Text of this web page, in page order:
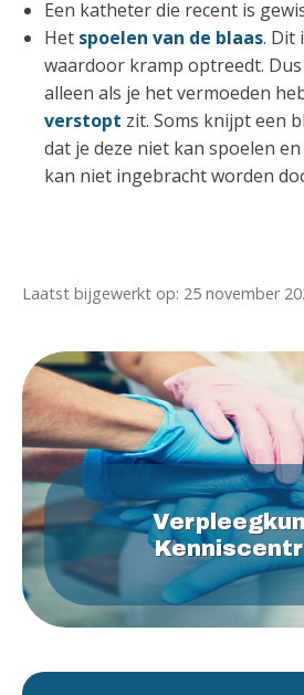
Een katheter die recent is
Het spoelen van de blaas. Dit
waardoor kramp optreedt.
alleen als je het vermoeden
verstopt zit. Soms knijpt een
dat je deze niet kan spoelen
kan niet ingebracht worden
Laatst bijgewerkt op: 25 november